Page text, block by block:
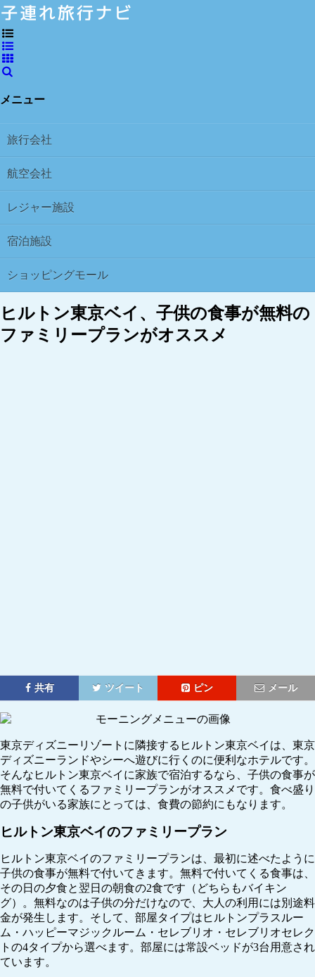
メニュー
旅行会社
航空会社
レジャー施設
宿泊施設
ショッピングモール
ヒルトン東京ベイ、子供の食事が無料の
ファミリープランがオススメ
共有 ツイート ピン メール
東京ディズニーリゾートに隣接するヒルトン東京ベイは、東京
ディズニーランドやシーへ遊びに行くのに便利なホテルです。
そんなヒルトン東京ベイに家族で宿泊するなら、子供の食事が
無料で付いてくるファミリープランがオススメです。食べ盛り
の子供がいる家族にとっては、食費の節約にもなります。
ヒルトン東京ベイのファミリープラン
ヒルトン東京ベイのファミリープランは、最初に述べたように
子供の食事が無料で付いてきます。無料で付いてくる食事は、
その日の夕食と翌日の朝食の2食です（どちらもバイキン
グ）。無料なのは子供の分だけなので、大人の利用には別途料
金が発生します。そして、部屋タイプはヒルトンプラスルー
ム・ハッピーマジックルーム・セレブリオ・セレブリオセレク
トの4タイプから選べます。部屋には常設ベッドが3台用意され
ています。